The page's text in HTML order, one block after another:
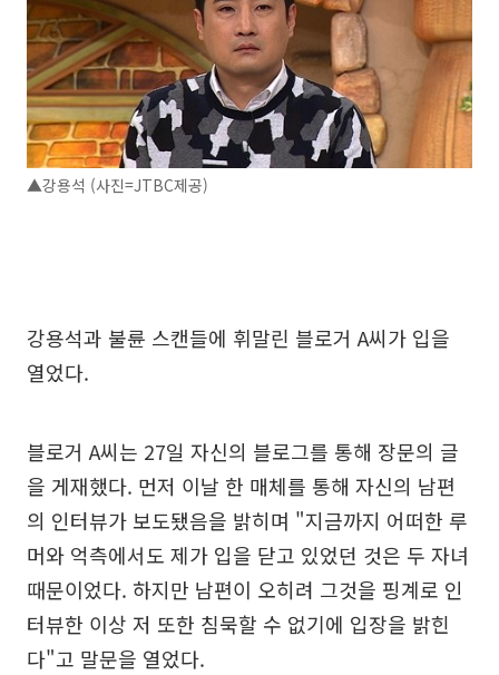
▲강용석 (사진=JTBC제공)
강용석과 불륜 스캔들에 휘말린 블로거 A씨가 입을
열었다.
블로거 A씨는 27일 자신의 블로그를 통해 장문의 글
을 게재했다. 먼저 이날 한 매체를 통해 자신의 남편
의 인터뷰가 보도됐음을 밝히며 "지금까지 어떠한 루
머와 억측에서도 제가 입을 닫고 있었던 것은 두 자녀
때문이었다. 하지만 남편이 오히려 그것을 핑계로 인
터뷰한 이상 저 또한 침묵할 수 없기에 입장을 밝힌
다"고 말문을 열었다.